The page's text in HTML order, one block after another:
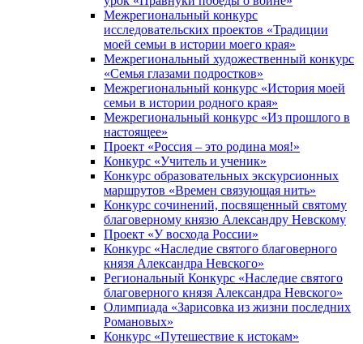
Межрегиональный конкурс
исследовательских проектов «Традиции
моей семьи в истории моего края»
Межрегиональный художественный конкурс
«Семья глазами подростков»
Межрегиональный конкурс «История моей
семьи в истории родного края»
Межрегиональный конкурс «Из прошлого в
настоящее»
Проект «Россия – это родина моя!»
Конкурс «Учитель и ученик»
Конкурс образовательных экскурсионных
маршрутов «Времен связующая нить»
Конкурс сочинений, посвященный святому
благоверному князю Александру Невскому
Проект «У восхода России»
Конкурс «Наследие святого благоверного
князя Александра Невского»
Региональный Конкурс «Наследие святого
благоверного князя Александра Невского»
Олимпиада «Зарисовка из жизни последних
Романовых»
Конкурс «Путешествие к истокам»